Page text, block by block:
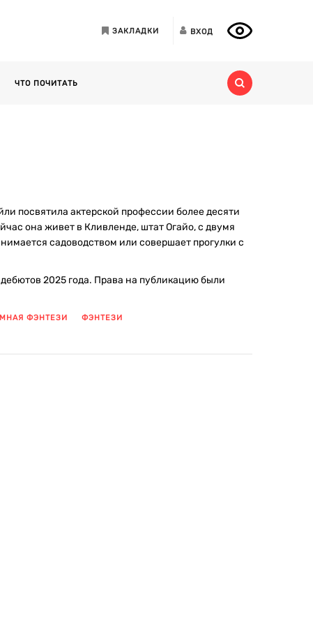
ЗАКЛАДКИ ВХОД
ЧТО ПОЧИТАТЬ
посвятила актерской профессии более десяти
она живет в Кливленде, штат Огайо, с двумя
садоводством или совершает прогулки с
2025 года. Права на публикацию были
ФЭНТЕЗИ ФЭНТЕЗИ